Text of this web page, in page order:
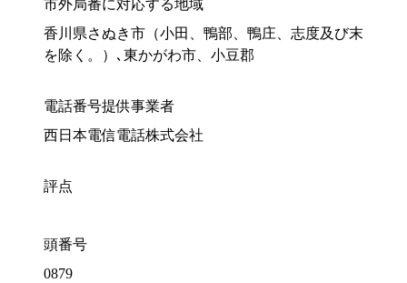
市外局番に対応する地域
香川県さぬき市（小田、鴨部、鴨庄、志度及び末
を除く。）､東かがわ市、小豆郡
電話番号提供事業者
西日本電信電話株式会社
評点
頭番号
0879